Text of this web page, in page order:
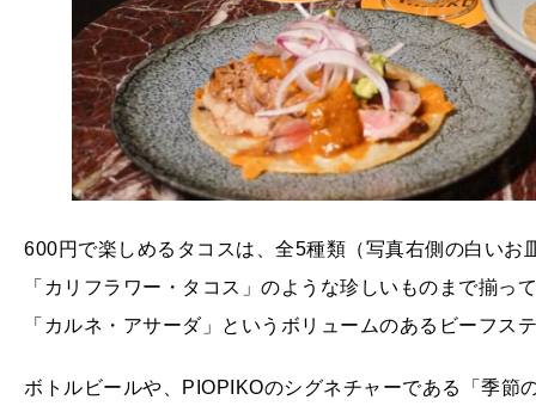
600円で楽しめるタコスは、全5種類（写真右側の白い
「カリフラワー・タコス」のような珍しいものまで揃
「カルネ・アサーダ」というボリュームのあるビーフス
ボトルビールや、PIOPIKOのシグネチャーである「季節